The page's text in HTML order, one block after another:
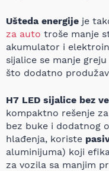
Ušteda energije je
za auto troše manje
akumulator i
sijalice se manje
što dodatno
H7 LED sijalice bez
kompaktno rešenje
bez buke i dodatnog
hlađenja, koriste
aluminijuma) koji
za vozila sa manjim